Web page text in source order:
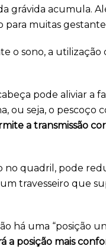
grávida acumula.
para muitas
o sono, a utilização
pode aliviar a
ou seja, o pescoço
a transmissão
quadril, pode
travesseiro que
há uma “posição
a posição mais